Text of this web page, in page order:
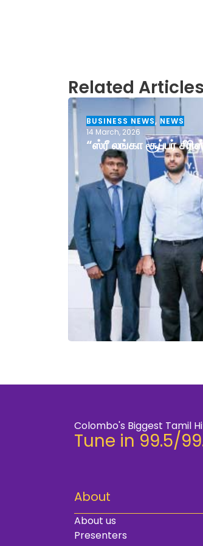
Related Articles
BUSINESS NEWS, NEWS
14 March, 2026
“ஸ்ரீ லங்கா சூப்பர்
Colombo's Biggest Tamil
Tune in 99.5/
About
About us
Presenters